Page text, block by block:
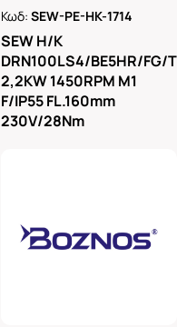
Κωδ:SEW-PE-HK-1714
SEW H/K
DRN100LS4/BE5HR/FG/
2,2KW 1450RPM M1
F/IP55 FL.160mm
230V/28Nm